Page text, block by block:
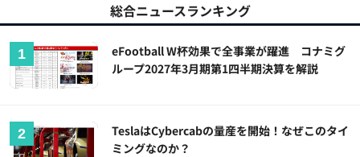
総合ニュースランキング
eFootball W杯効果で全事業が躍進 コナミグ
ループ2027年3月期第1四半期決算を解説
TeslaはCybercabの量産を開始！なぜこのタイ
ミングなのか？